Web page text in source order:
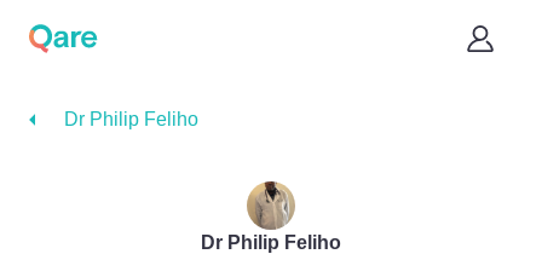
Dr Philip Feliho
Dr Philip Feliho